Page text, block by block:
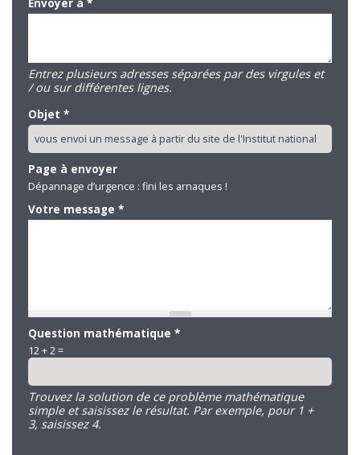
Envoyer à *
Entrez plusieurs adresses séparées par des virgules et
/ ou sur différentes lignes.
Objet *
Page à envoyer
Dépannage d’urgence : fini les arnaques !
Votre message *
Question mathématique *
12 + 2 =
Trouvez la solution de ce problème mathématique
simple et saisissez le résultat. Par exemple, pour 1 +
3, saisissez 4.